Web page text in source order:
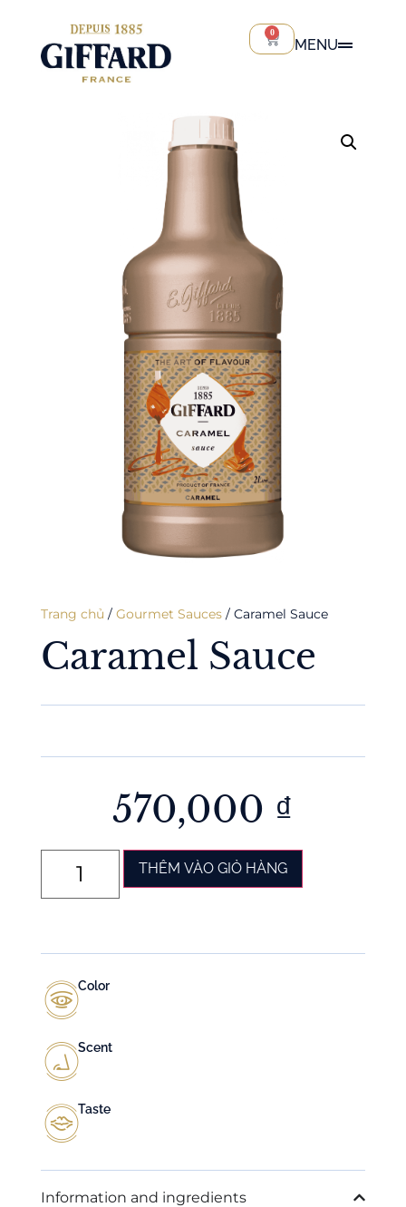
0
MENU
Trang chủ / Gourmet Sauces / Caramel Sauce
Caramel Sauce
570,000 ₫
THÊM VÀO GIỎ HÀNG
Color
Scent
Taste
Information and ingredients